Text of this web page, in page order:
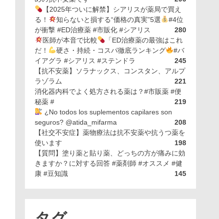
【2025年ついに解禁】シアリスが薬局で買え
る！
知らないと損する“価格の真実”5選
#4位
が衝撃 #ED治療薬 #市販化 #シアリス
280
医師が本音で比較
「ED治療薬の最強はこれ
だ！
硬さ・持続・コスパ徹底ランキング
#バ
イアグラ #シアリス #ステンドラ
245
【抗不安薬】ソラナックス、コンスタン、アルプ
ラゾラム
221
消化器内科でよく処方される薬は？#市販薬 #便
秘薬 #
219
¿No todos los suplementos capilares son
seguros? @atida_mifarma
208
【社交不安症】薬物療法は抗不安薬や抗うつ薬を
使います
198
【質問】塗り薬と貼り薬、どっちの方が痛みに効
きますか？に対する回答 #薬剤師 #オススメ #健
康 #豆知識
145